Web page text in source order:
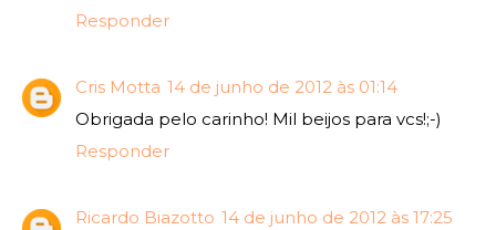
Responder
Cris Motta 14 de junho de 2012 às 01:14
Obrigada pelo carinho! Mil beijos para vcs!;-)
Responder
Ricardo Biazotto 14 de junho de 2012 às 17:25